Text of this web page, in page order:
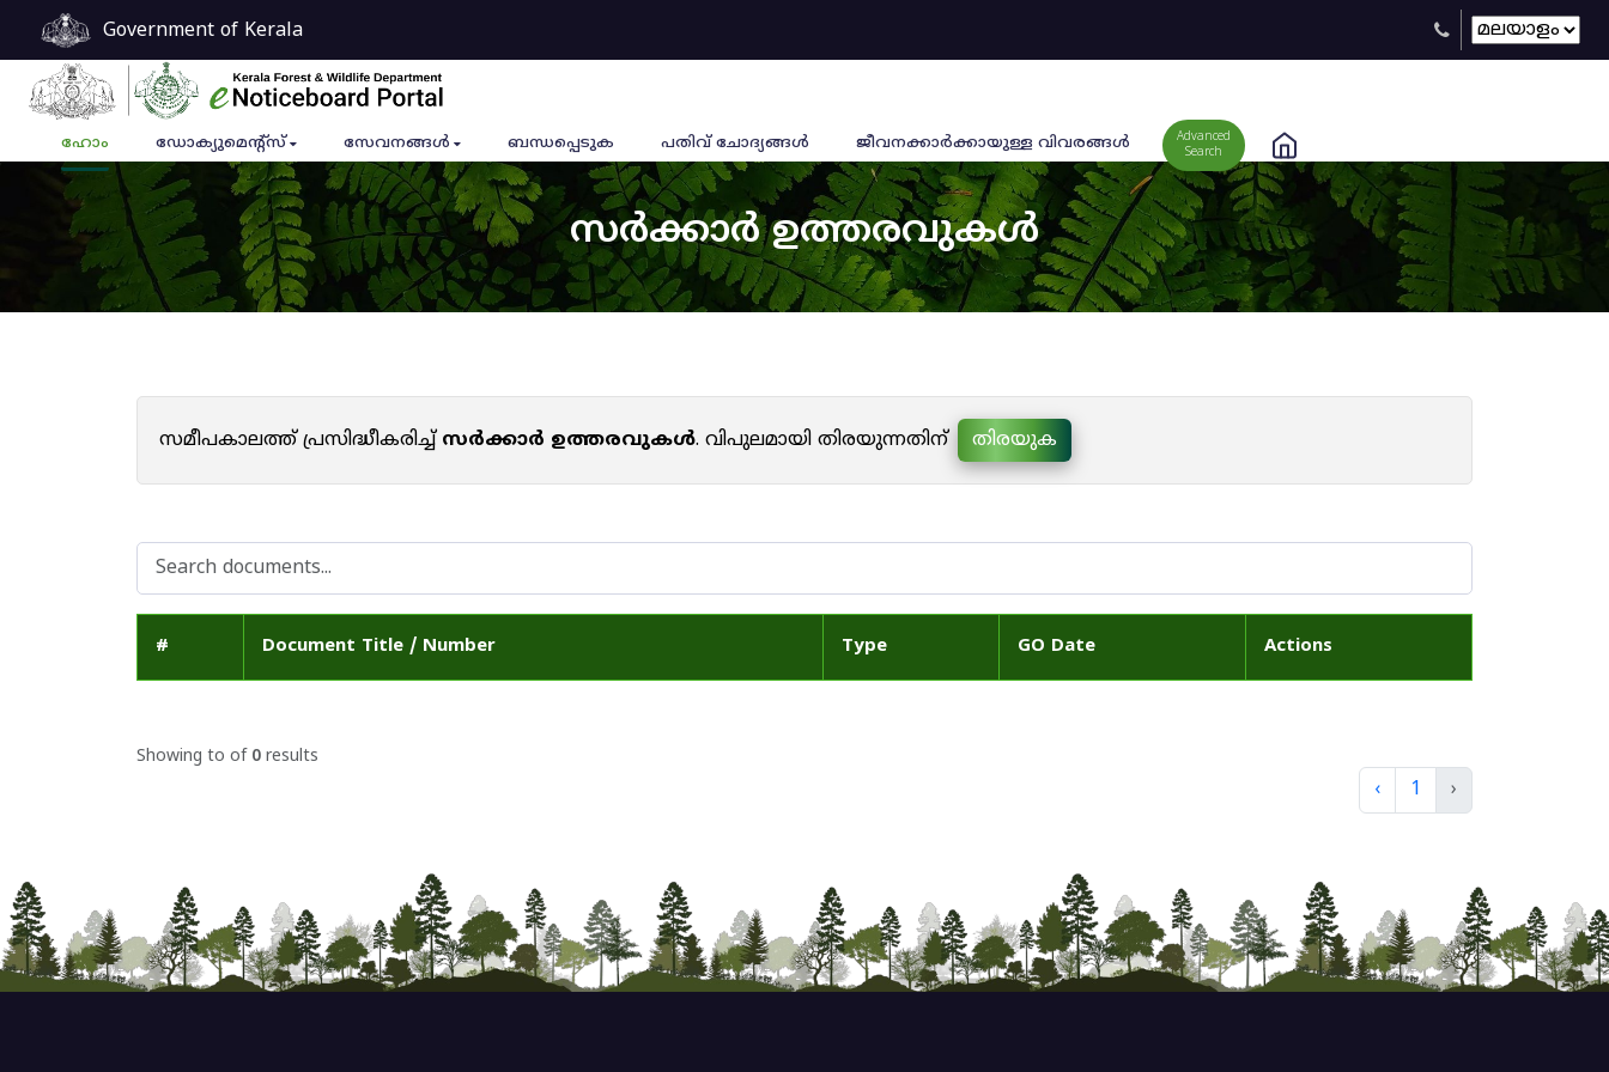
Government of Kerala
ഹോം ഡോക്യുമെൻ്റ്സ് സേവനങ്ങൾ ബന്ധപ്പെടുക പതിവ് ചോദ്യങ്ങൾ ജീവനക്കാര്‍ക്കായുള്ള വിവരങ്ങള്‍
Advanced
Search
സർക്കാർ ഉത്തരവുകൾ
സമീപകാലത്ത് പ്രസിദ്ധീകരിച്ച്സർക്കാർ ഉത്തരവുകൾ. വിപുലമായി തിരയുന്നതിന് തിരയുക
# Document Title / Number Type GO Date Actions
Showing to of 0 results
‹ 1 ›